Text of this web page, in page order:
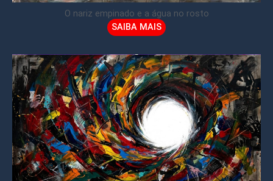
O nariz empinado e a água no rosto
SAIBA MAIS